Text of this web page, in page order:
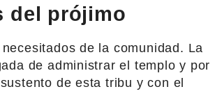
del prójimo
de la comunidad. La
de administrar el templo y por
de esta tribu y con el